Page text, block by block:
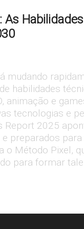
mudando
habilidades
animação e
tecnologias e
2025
preparados
o Método Pixel,
para formar